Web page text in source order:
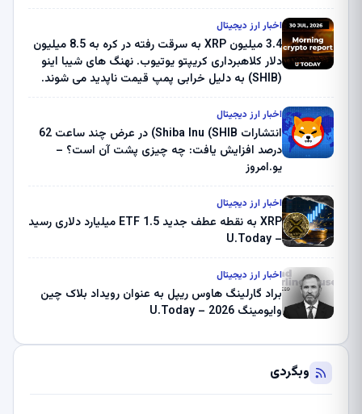
اخبار ارز دیجیتال
3.4 میلیون XRP به سرقت رفته در کره به 8.5 میلیون
دلار کلاهبرداری کریپتو یوتیوب. نهنگ های شیبا اینو
(SHIB) به دلیل خرابی پمپ قیمت ناپدید می شوند.
ثبت کرد – گزارش کریپتو صبح – U.Today
اخبار ارز دیجیتال
انتشارات Shiba Inu (SHIB) در عرض چند ساعت 62
درصد افزایش یافت: چه چیزی پشت آن است؟ –
یو.امروز
اخبار ارز دیجیتال
XRP به نقطه عطف جدید ETF 1.5 میلیارد دلاری رسید
– U.Today
اخبار ارز دیجیتال
براد گارلینگ هاوس ریپل به عنوان رویداد بلاک چین
وایومینگ 2026 – U.Today
وبگردی